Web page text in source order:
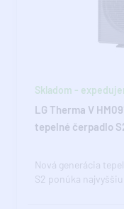
Skladom -
LG Therma V
tepelné čerpadlo
Nová generácia
S2 ponúka